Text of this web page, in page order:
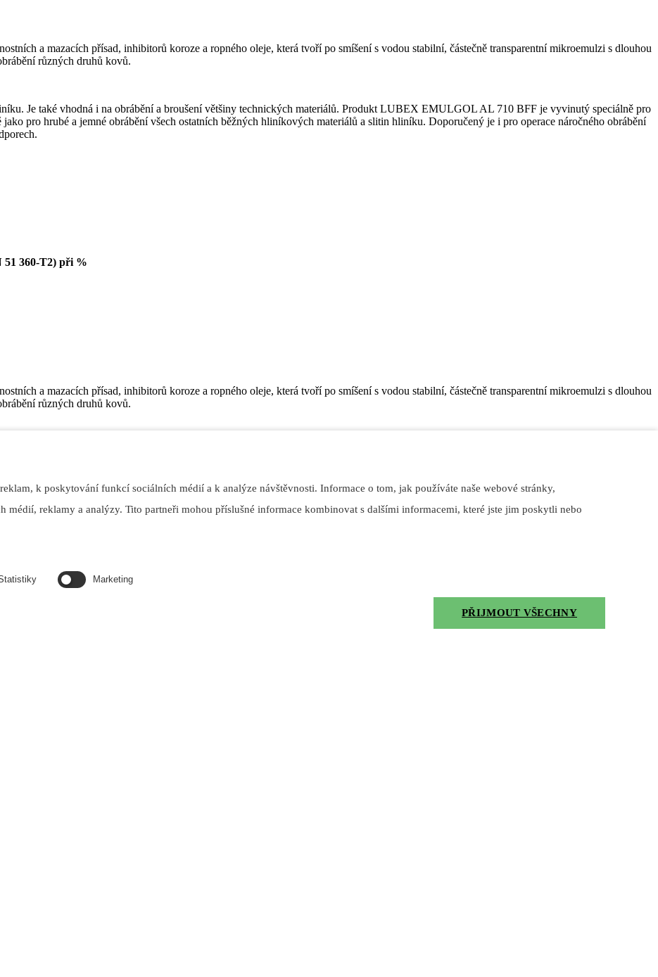
a mazacích přísad, inhibitorů koroze a ropného oleje, která tvoří po smíšení s vodou stabilní, částečně transparentní mikroemulzi s dlouhou
různých druhů kovů.
Je také vhodná i na obrábění a broušení většiny technických materiálů. Produkt LUBEX EMULGOL AL 710 BFF je vyvinutý speciálně pro
pro hrubé a jemné obrábění všech ostatních běžných hliníkových materiálů a slitin hliníku. Doporučený je i pro operace náročného obrábění
51 360-T2) při %
a mazacích přísad, inhibitorů koroze a ropného oleje, která tvoří po smíšení s vodou stabilní, částečně transparentní mikroemulzi s dlouhou
různých druhů kovů.
Je také vhodná i na obrábění a broušení většiny technických materiálů. Produkt LUBEX EMULGOL AL 700 UNI je vyvinutý speciálně pro
pro hrubé a jemné obrábění všech ostatních běžných hliníkových materiálů a slitin hliníku. Doporučený je i pro operace náročného obrábění
360-T2) při %
k poskytování funkcí sociálních médií a k analýze návštěvnosti. Informace o tom, jak používáte naše webové stránky,
médií, reklamy a analýzy. Tito partneři mohou příslušné informace kombinovat s dalšími informacemi, které jste jim poskytli nebo
Marketing
PŘIJMOUT VŠECHNY